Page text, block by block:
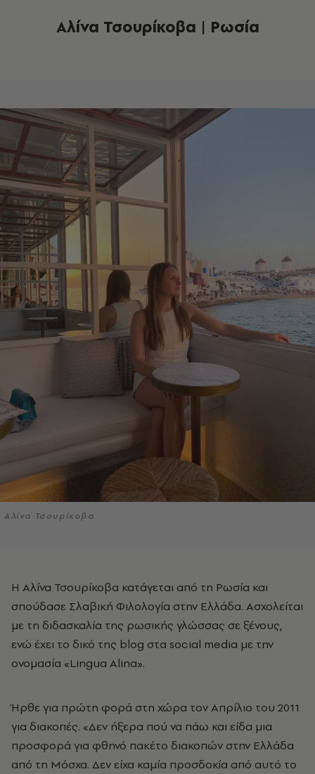
Αλίνα Τσουρίκοβα | Ρωσία
Αλίνα Τσουρίκοβα
Η Αλίνα Τσουρίκοβα κατάγεται από τη Ρωσία και
σπούδασε Σλαβική Φιλολογία στην Ελλάδα. Ασχολείται
με τη διδασκαλία της ρωσικής γλώσσας σε ξένους,
ενώ έχει το δικό της blog στα social media με την
ονομασία «Lingua Alina».
Ήρθε για πρώτη φορά στη χώρα τον Απρίλιο του 2011
για διακοπές. «Δεν ήξερα πού να πάω και είδα μια
προσφορά για φθηνό πακέτο διακοπών στην Ελλάδα
από τη Μόσχα. Δεν είχα καμία προσδοκία από αυτό το